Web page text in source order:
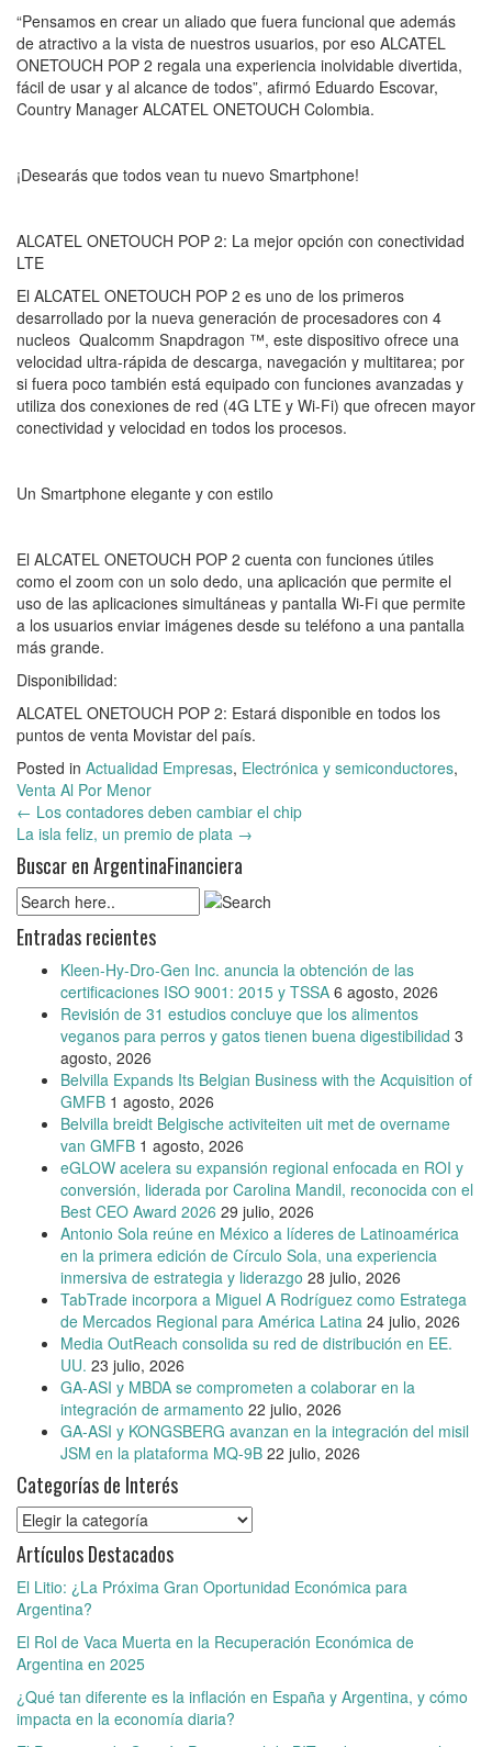
“Pensamos en crear un aliado que fuera funcional que además
de atractivo a la vista de nuestros usuarios, por eso ALCATEL
ONETOUCH POP 2 regala una experiencia inolvidable divertida,
fácil de usar y al alcance de todos”, afirmó Eduardo Escovar,
Country Manager ALCATEL ONETOUCH Colombia.
¡Desearás que todos vean tu nuevo Smartphone!
ALCATEL ONETOUCH POP 2: La mejor opción con conectividad
LTE
El ALCATEL ONETOUCH POP 2 es uno de los primeros
desarrollado por la nueva generación de procesadores con 4
nucleos Qualcomm Snapdragon ™, este dispositivo ofrece una
velocidad ultra-rápida de descarga, navegación y multitarea; por
si fuera poco también está equipado con funciones avanzadas y
utiliza dos conexiones de red (4G LTE y Wi-Fi) que ofrecen mayor
conectividad y velocidad en todos los procesos.
Un Smartphone elegante y con estilo
El ALCATEL ONETOUCH POP 2 cuenta con funciones útiles
como el zoom con un solo dedo, una aplicación que permite el
uso de las aplicaciones simultáneas y pantalla Wi-Fi que permite
a los usuarios enviar imágenes desde su teléfono a una pantalla
más grande.
Disponibilidad:
ALCATEL ONETOUCH POP 2: Estará disponible en todos los
puntos de venta Movistar del país.
Posted in Actualidad Empresas, Electrónica y semiconductores,
Venta Al Por Menor
Post
navigation
← Los contadores deben cambiar el chip
La isla feliz, un premio de plata →
Buscar en ArgentinaFinanciera
Entradas recientes
Kleen-Hy-Dro-Gen Inc. anuncia la obtención de las
certificaciones ISO 9001: 2015 y TSSA 6 agosto, 2026
Revisión de 31 estudios concluye que los alimentos
veganos para perros y gatos tienen buena digestibilidad 3
agosto, 2026
Belvilla Expands Its Belgian Business with the Acquisition of
GMFB 1 agosto, 2026
Belvilla breidt Belgische activiteiten uit met de overname
van GMFB 1 agosto, 2026
eGLOW acelera su expansión regional enfocada en ROI y
conversión, liderada por Carolina Mandil, reconocida con el
Best CEO Award 2026 29 julio, 2026
Antonio Sola reúne en México a líderes de Latinoamérica
en la primera edición de Círculo Sola, una experiencia
inmersiva de estrategia y liderazgo 28 julio, 2026
TabTrade incorpora a Miguel A Rodríguez como Estratega
de Mercados Regional para América Latina 24 julio, 2026
Media OutReach consolida su red de distribución en EE.
UU. 23 julio, 2026
GA-ASI y MBDA se comprometen a colaborar en la
integración de armamento 22 julio, 2026
GA-ASI y KONGSBERG avanzan en la integración del misil
JSM en la plataforma MQ-9B 22 julio, 2026
Categorías de Interés
Categorías
de
Interés
Artículos Destacados
El Litio: ¿La Próxima Gran Oportunidad Económica para
Argentina?
El Rol de Vaca Muerta en la Recuperación Económica de
Argentina en 2025
¿Qué tan diferente es la inflación en España y Argentina, y cómo
impacta en la economía diaria?